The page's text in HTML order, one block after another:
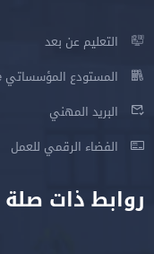
التعليم عن بعد
المستودع المؤسساتي DSpace
البريد المهني
الفضاء الرقمي للعمل
روابط ذات صلة